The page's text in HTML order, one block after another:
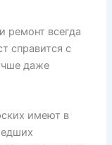
ремонт всегда
справится с
даже
имеют в